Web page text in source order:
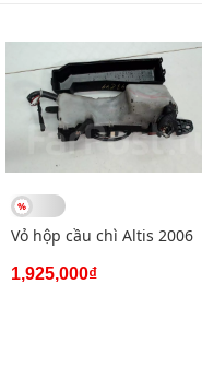
Vỏ hộp cầu chì Altis 2006
1,925,000₫